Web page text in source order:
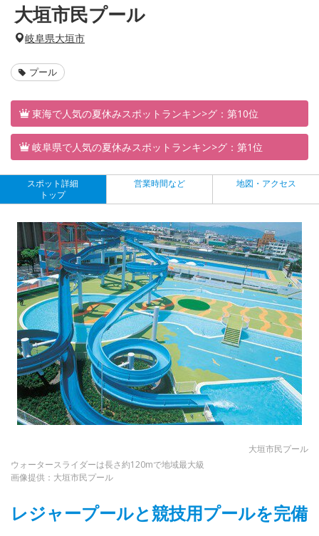
大垣市民プール
岐阜県大垣市
プール
東海で人気の夏休みスポットランキン>グ：第10位
岐阜県で人気の夏休みスポットランキン>グ：第1位
スポット詳細
トップ
営業時間など 地図・アクセス
大垣市民プール
ウォータースライダーは長さ約120mで地域最大級
画像提供：大垣市民プール
レジャープールと競技用プールを完備